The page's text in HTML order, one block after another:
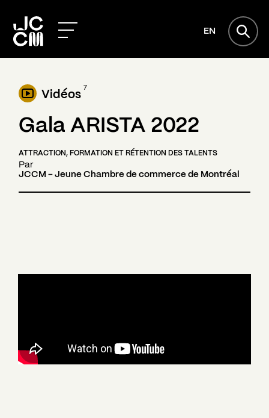
EN
Vidéos
7
Gala ARISTA 2022
ATTRACTION, FORMATION ET RÉTENTION DES TALENTS
Par
JCCM - Jeune Chambre de commerce de Montréal